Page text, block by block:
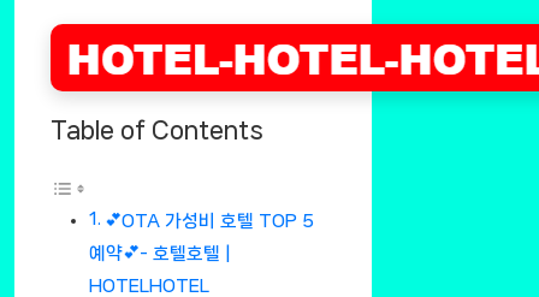
Table of Contents
💕OTA 가성비 호텔 TOP 5
예약💕- 호텔호텔 |
HOTELHOTEL